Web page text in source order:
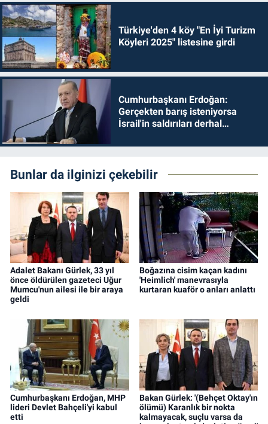
Türkiye'den 4 köy "En İyi Turizm
Köyleri 2025" listesine girdi
Cumhurbaşkanı Erdoğan:
Gerçekten barış isteniyorsa
İsrail'in saldırıları derhal
Bunlar da ilginizi çekebilir
Adalet Bakanı Gürlek, 33 yıl
önce öldürülen gazeteci Uğur
Mumcu'nun ailesi ile bir araya
geldi
Boğazına cisim kaçan kadını
'Heimlich' manevrasıyla
kurtaran kuaför o anları anlattı
Cumhurbaşkanı Erdoğan, MHP
lideri Devlet Bahçeli'yi kabul
etti
Bakan Gürlek: '(Behçet Oktay'ın
ölümü) Karanlık bir nokta
kalmayacak, suçlu varsa da